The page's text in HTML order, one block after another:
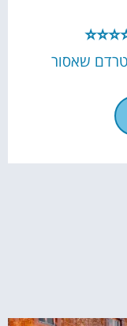
שאסור